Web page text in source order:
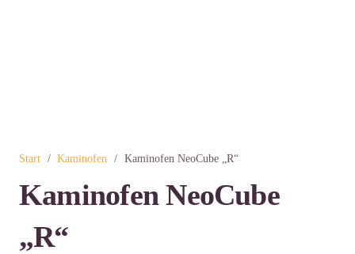
Start / Kaminofen / Kaminofen NeoCube „R“
Kaminofen NeoCube
„R“